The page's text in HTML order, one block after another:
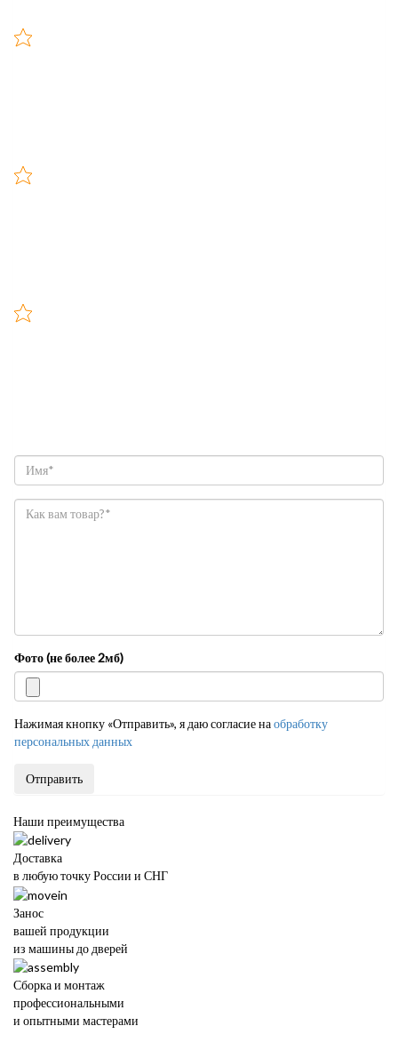
Фото (не более 2мб)
Нажимая кнопку «Отправить», я даю согласие наобработку
персональных данных
Отправить
Наши преимущества
Доставка
в любую точку России и СНГ
Занос
вашей продукции
из машины до дверей
Сборка и монтаж
профессиональными
и опытными мастерами